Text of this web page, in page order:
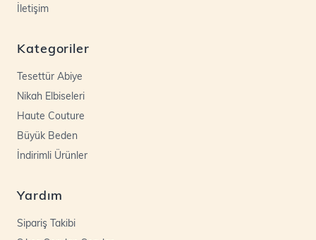
İletişim
Kategoriler
Tesettür Abiye
Nikah Elbiseleri
Haute Couture
Büyük Beden
İndirimli Ürünler
Yardım
Sipariş Takibi